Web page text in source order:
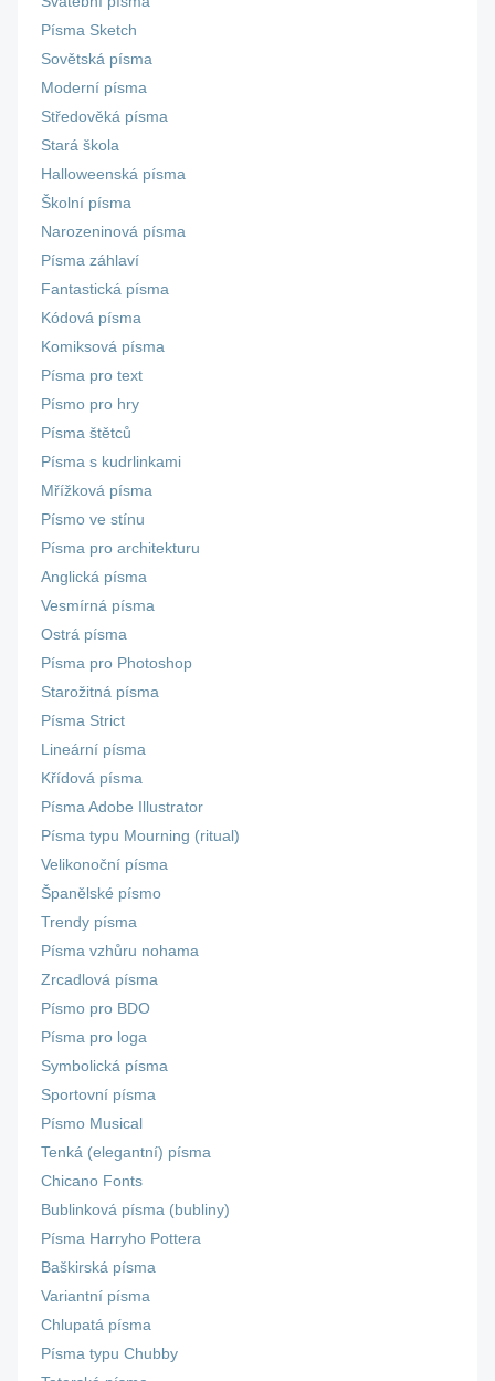
Písma Sketch
Sovětská písma
Moderní písma
Středověká písma
Stará škola
Halloweenská písma
Školní písma
Narozeninová písma
Písma záhlaví
Fantastická písma
Kódová písma
Komiksová písma
Písma pro text
Písmo pro hry
Písma štětců
Písma s kudrlinkami
Mřížková písma
Písmo ve stínu
Písma pro architekturu
Anglická písma
Vesmírná písma
Ostrá písma
Písma pro Photoshop
Starožitná písma
Písma Strict
Lineární písma
Křídová písma
Písma Adobe Illustrator
Písma typu Mourning (ritual)
Velikonoční písma
Španělské písmo
Trendy písma
Písma vzhůru nohama
Zrcadlová písma
Písmo pro BDO
Písma pro loga
Symbolická písma
Sportovní písma
Písmo Musical
Tenká (elegantní) písma
Chicano Fonts
Bublinková písma (bubliny)
Písma Harryho Pottera
Baškirská písma
Variantní písma
Chlupatá písma
Písma typu Chubby